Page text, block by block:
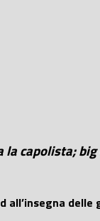
capolista;
all’insegna